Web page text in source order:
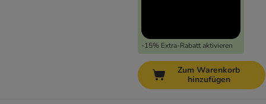
-15% Extra-Rabatt aktivieren
Zum Warenkorb
hinzufügen